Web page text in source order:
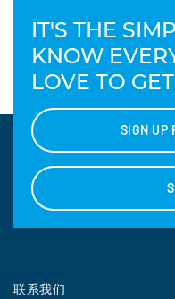
IT'S THE
KNOW
LOVE TO
SIGN UP
联系我们